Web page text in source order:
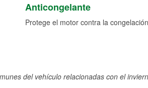
Anticongelante
Protege el motor contra la
del vehículo relacionadas con el